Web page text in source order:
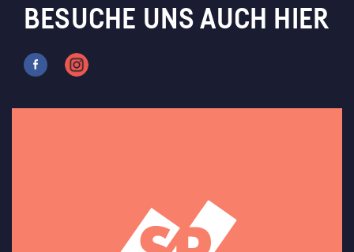
BESUCHE UNS AUCH HIER